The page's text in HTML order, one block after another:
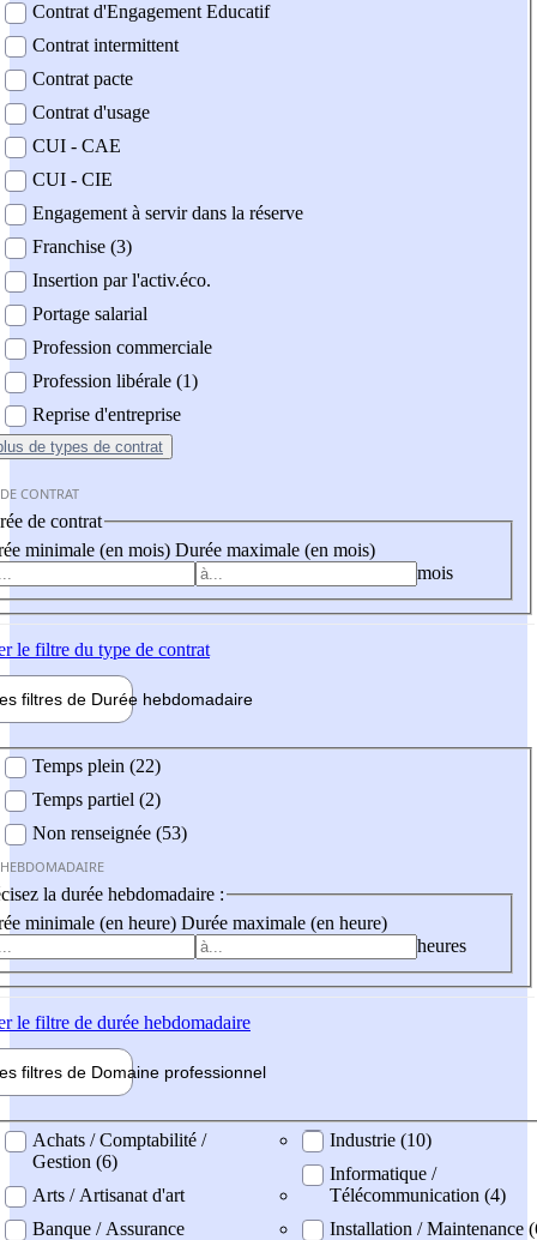
Contrat d'Engagement Educatif
Contrat intermittent
Contrat pacte
Contrat d'usage
CUI - CAE
CUI - CIE
Engagement à servir dans la réserve
Franchise (3)
Insertion par l'activ.éco.
Portage salarial
Profession commerciale
Profession libérale (1)
Reprise d'entreprise
de types de contrat
CONTRAT
de contrat
minimale (en mois) Durée maximale (en mois)
mois
le filtre du type de contrat
filtres de Durée hebdomadaire
Temps plein (22)
Temps partiel (2)
Non renseignée (53)
la durée hebdomadaire :
minimale (en heure) Durée maximale (en heure)
heures
le filtre de durée hebdomadaire
filtres de Domaine professionnel
professionel
Achats / Comptabilité /
Gestion (6)
Arts / Artisanat d'art
Banque / Assurance
Industrie (10)
Informatique /
Télécommunication (4)
Installation / Maintenance